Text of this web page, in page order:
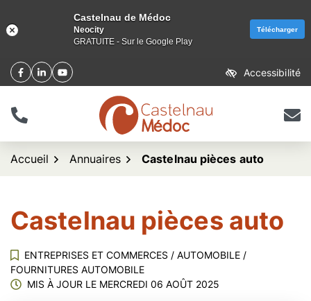
Aller
au
Facebook
(ouverture dans un nouvel onglet)
Linkedin
(ouverture dans un nouvel onglet)
YouTube
(ouverture dans un nouvel onglet) Accessibilité
Tél. logo Castelnau de
Accueil Annuaires Castelnau pièces auto
Castelnau pièces auto
ENTREPRISES ET COMMERCES / AUTOMOBILE /
FOURNITURES AUTOMOBILE
MIS À JOUR LE MERCREDI 06 AOÛT 2025
Castelnau de Médoc
Neocity
GRATUITE - Sur le Google Play
Télécharger